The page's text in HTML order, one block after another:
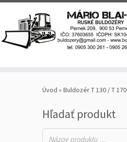
Úvod » Buldozér T 130 / T 170
Hľadať produkt